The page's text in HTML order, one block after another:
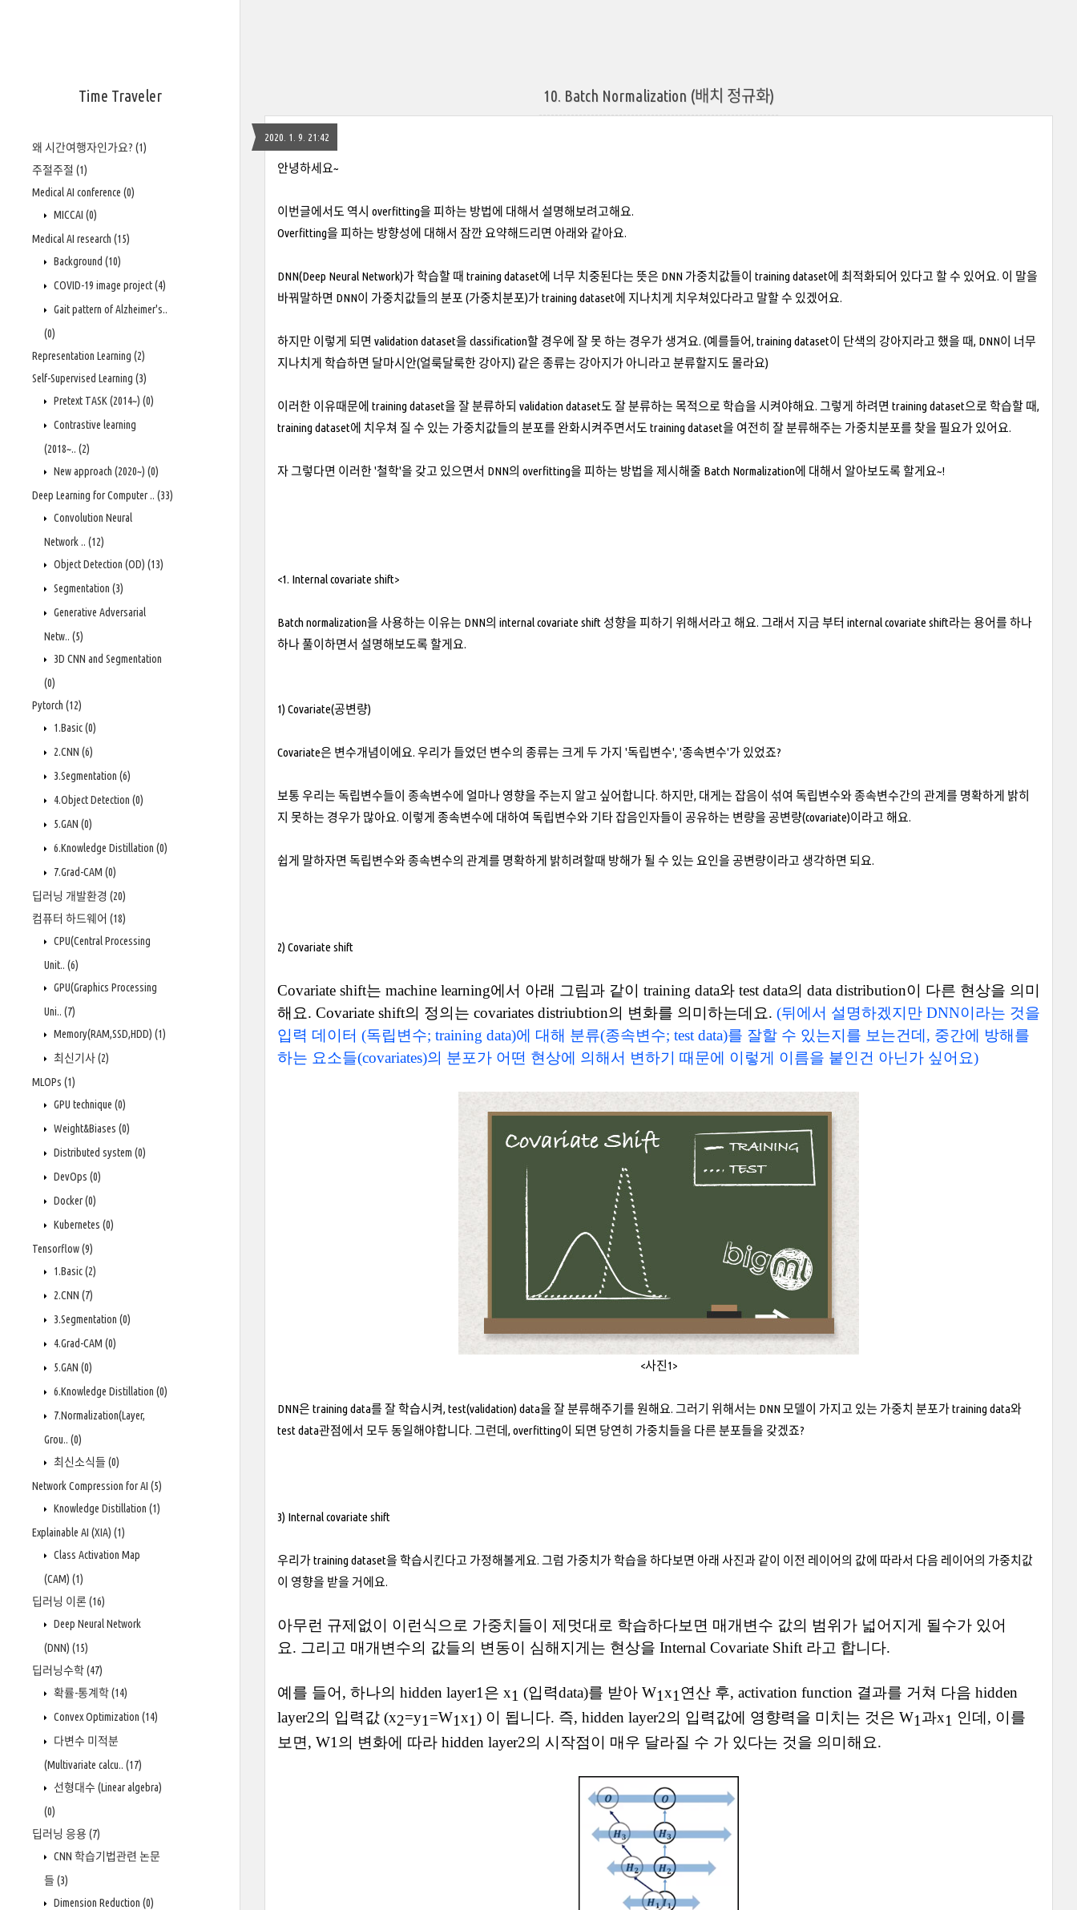
Time Traveler
왜 시간여행자인가요? (1)
주절주절 (1)
Medical AI conference (0)
MICCAI (0)
Medical AI research (15)
Background (10)
COVID-19 image project(4)
Gait pattern of Alzheimer's..
(0)
Representation Learning (2)
Self-Supervised Learning (3)
Pretext TASK (2014~) (0)
Contrastive learning
(2018~.. (2)
New approach (2020~) (0)
Deep Learning for Computer .. (33)
Convolution Neural
Network .. (12)
Object Detection (OD) (13)
Segmentation (3)
Generative Adversarial
Netw.. (5)
3D CNN and Segmentation
(0)
Pytorch (12)
1.Basic(0)
2.CNN (6)
3.Segmentation (6)
4.Object Detection (0)
5.GAN (0)
6.Knowledge Distillation (0)
7.Grad-CAM (0)
딥러닝 개발환경 (20)
컴퓨터 하드웨어 (18)
CPU(Central Processing
Unit.. (6)
GPU(Graphics Processing
Uni.. (7)
Memory(RAM,SSD,HDD) (1)
최신기사(2)
MLOPs (1)
GPU technique (0)
Weight&Biases (0)
Distributed system (0)
DevOps (0)
Docker(0)
Kubernetes (0)
Tensorflow(9)
1.Basic(2)
2.CNN (7)
3.Segmentation (0)
4.Grad-CAM (0)
5.GAN (0)
6.Knowledge Distillation (0)
7.Normalization(Layer,
Grou.. (0)
최신소식들 (0)
Network Compression for AI (5)
Knowledge Distillation (1)
Explainable AI (XIA) (1)
Class Activation Map
(CAM) (1)
딥러닝 이론(16)
Deep Neural Network
(DNN) (15)
딥러닝수학(47)
확률-통계학(14)
Convex Optimization (14)
다변수 미적분
(Multivariate calcu.. (17)
선형대수 (Linear algebra)
(0)
딥러닝 응용 (7)
CNN 학습기법관련 논문
들 (3)
Dimension Reduction (0)
10. Batch Normalization (배치 정규화)
2020. 1. 9. 21:42
안녕하세요~
이번글에서도 역시 overfitting을 피하는 방법에 대해서 설명해보려고해요.
Overfitting을 피하는 방향성에 대해서 잠깐 요약해드리면 아래와 같아요.
DNN(Deep Neural Network)가 학습할 때 training dataset에 너무 치중된다는 뜻은 DNN 가중치값들이 training dataset에 최적화되어 있다고 할 수 있어요. 이 말을
바꿔말하면 DNN이 가중치값들의 분포 (가중치분포)가 training dataset에 지나치게 치우쳐있다라고 말할 수 있겠어요.
하지만 이렇게 되면 validation dataset을 classification할 경우에 잘 못 하는 경우가 생겨요. (예를들어, training dataset이 단색의 강아지라고 했을 때, DNN이 너무
지나치게 학습하면 달마시안(얼룩달룩한 강아지) 같은 종류는 강아지가 아니라고 분류할지도 몰라요)
이러한 이유때문에 training dataset을 잘 분류하되 validation dataset도 잘 분류하는 목적으로 학습을 시켜야해요. 그렇게 하려면 training dataset으로 학습할 때,
training dataset에 치우쳐 질 수 있는 가중치값들의 분포를 완화시켜주면서도 training dataset을 여전히 잘 분류해주는 가중치분포를 찾을 필요가 있어요.
자 그렇다면 이러한 '철학'을 갖고 있으면서 DNN의 overfitting을 피하는 방법을 제시해줄 Batch Normalization에 대해서 알아보도록 할게요~!
<1. Internal covariate shift>
Batch normalization을 사용하는 이유는 DNN의 internal covariate shift 성향을 피하기 위해서라고 해요. 그래서 지금 부터 internal covariate shift라는 용어를 하나
하나 풀이하면서 설명해보도록 할게요.
1) Covariate(공변량)
Covariate은 변수개념이에요. 우리가 들었던 변수의 종류는 크게 두 가지 '독립변수', '종속변수'가 있었죠?
보통 우리는 독립변수들이 종속변수에 얼마나 영향을 주는지 알고 싶어합니다. 하지만, 대게는 잡음이 섞여 독립변수와 종속변수간의 관계를 명확하게 밝히
지 못하는 경우가 많아요. 이렇게 종속변수에 대하여 독립변수와 기타 잡음인자들이 공유하는 변량을 공변량(covariate)이라고 해요.
쉽게 말하자면 독립변수와 종속변수의 관계를 명확하게 밝히려할때 방해가 될 수 있는 요인을 공변량이라고 생각하면 되요.
2) Covariate shift
Covariate shift는 machine learning에서 아래 그림과 같이 training data와 test data의 data distribution이 다른 현상을 의미
해요. Covariate shift의 정의는 covariates distriubtion의 변화를 의미하는데요. (뒤에서 설명하겠지만 DNN이라는 것을
입력 데이터 (독립변수; training data)에 대해 분류(종속변수; test data)를 잘할 수 있는지를 보는건데, 중간에 방해를
하는 요소들(covariates)의 분포가 어떤 현상에 의해서 변하기 때문에 이렇게 이름을 붙인건 아닌가 싶어요)
<사진1>
DNN은 training data를 잘 학습시켜, test(validation) data을 잘 분류해주기를 원해요. 그러기 위해서는 DNN 모델이 가지고 있는 가중치 분포가 training data와
test data관점에서 모두 동일해야합니다. 그런데, overfitting이 되면 당연히 가중치들을 다른 분포들을 갖겠죠?
3) Internal covariate shift
우리가 training dataset을 학습시킨다고 가정해볼게요. 그럼 가중치가 학습을 하다보면 아래 사진과 같이 이전 레이어의 값에 따라서 다음 레이어의 가중치값
이 영향을 받을 거에요.
아무런 규제없이 이런식으로 가중치들이 제멋대로 학습하다보면 매개변수 값의 범위가 넓어지게 될수가 있어
요. 그리고 매개변수의 값들의 변동이 심해지게는 현상을 Internal Covariate Shift 라고 합니다.
예를 들어 , 하나의 hidden layer1 은 x1 (입력data)를 받아 W1x1 연산 후, activation function 결과를 거쳐 다음 hidden
layer2의 입 력값 (x2=y1 =W1x1) 이 됩니다. 즉, hidden layer2의 입력값에 영향력을 미치는 것은 W1 과x1 인데 , 이를
보면 , W1 의 변화에 따라 hidden layer2의 시작점이 매우 달라질 수 가 있다는 것을 의미해요.